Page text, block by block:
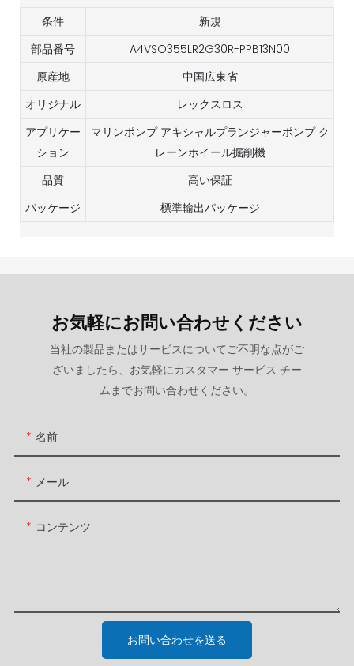
条件
新規
部品番号
A4VSO355LR2G30R-PPB13N00
原産地
中国広東省
オリジナル
レックスロス
アプリケー
ション
マリンポンプ アキシャルプランジャーポンプ ク
レーンホイール掘削機
品質
高い保証
パッケージ
標準輸出パッケージ
お気軽にお問い合わせください
当社の製品またはサービスについてご不明な点がご
ざいましたら、お気軽にカスタマー サービス チー
ムまでお問い合わせください。
名前
メール
コンテンツ
お問い合わせを送る